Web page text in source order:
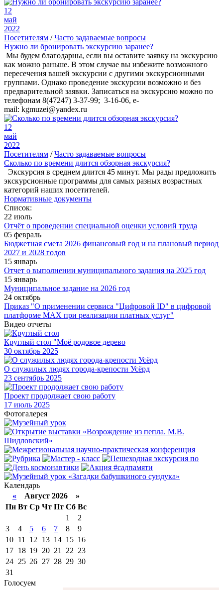
12
май
2022
Посетителям /Часто задаваемые вопросы
Нужно ли бронировать экскурсию заранее?
Мы будем благодарны, если вы оставите заявку на экскурсию
как можно раньше. В этом случае вы избежите возможного
пересечения вашей экскурсии с другими экскурсионными
группами. Однако проведение экскурсии возможно и без
предварительной заявки. Записаться на экскурсию можно по
телефонам 8(47247) 3-37-99; 3-16-06, e-
mail: kgmuzei@yandex.ru
12
май
2022
Посетителям /Часто задаваемые вопросы
Сколько по времени длится обзорная экскурсия?
Экскурсия в среднем длится 45 минут. Мы рады предложить
экскурсионные программы для самых разных возрастных
категорий наших посетителей.
Нормативные документы
Список:
22 июль
Отчёт о проведении специальной оценки условий труда
05 февраль
Бюджетная смета 2026 финансовый год и на плановый период
2027 и 2028 годов
15 январь
Отчет о выполнении муниципального задания на 2025 год
15 январь
Муниципальное задание на 2026 год
24 октябрь
Приказ "О применении сервиса "Цифровой ID" в цифровой
платформе МАХ при реализации платных услуг"
Видео отчеты
Круглый стол "Моё родовое дерево
30 октябрь 2025
О служилых людях города-крепости Усёрд
23 сентябрь 2025
Проект продолжает свою работу
17 июль 2025
Фотогалерея
Календарь
« Август 2026 »
Пн Вт Ср Чт Пт Сб Вс
1
2
3
4 5 6 7 8
9
10 11 12 13 14 15 16
17 18 19 20 21 22 23
24 25 26 27 28 29 30
31
Голосуем